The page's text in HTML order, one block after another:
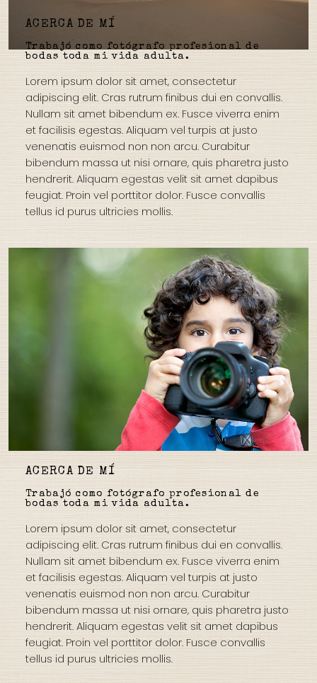
ACERCA DE MÍ
Trabajó como fotógrafo profesional de
bodas toda mi vida adulta.
Lorem ipsum dolor sit amet, consectetur
adipiscing elit. Cras rutrum finibus dui en convallis.
Nullam sit amet bibendum ex. Fusce viverra enim
et facilisis egestas.Aliquam vel turpis at justo
venenatis euismod non non arcu. Curabitur
bibendum massa ut nisi ornare, quis pharetra justo
hendrerit.Aliquam egestas velit sit amet dapibus
feugiat.Proin vel porttitor dolor. Fusce convallis
tellus id purus ultricies mollis.
ACERCA DE MÍ
Trabajó como fotógrafo profesional de
bodas toda mi vida adulta.
Lorem ipsum dolor sit amet, consectetur
adipiscing elit. Cras rutrum finibus dui en convallis.
Nullam sit amet bibendum ex. Fusce viverra enim
et facilisis egestas.Aliquam vel turpis at justo
venenatis euismod non non arcu. Curabitur
bibendum massa ut nisi ornare, quis pharetra justo
hendrerit.Aliquam egestas velit sit amet dapibus
feugiat. Proin vel porttitor dolor. Fusce convallis
tellus id purus ultricies mollis.